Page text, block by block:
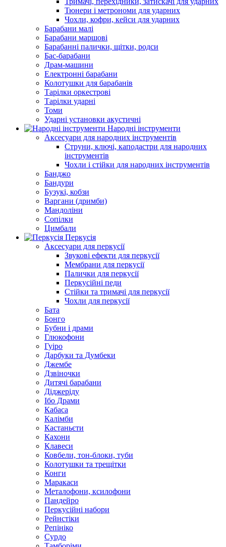
Тюнери і метрономи для ударних
Чохли, кофри, кейси для ударних
Барабани малі
Барабани маршові
Барабанні палички, щітки, родси
Бас-барабани
Драм-машини
Електронні барабани
Колотушки для барабанів
Тарілки оркестрові
Тарілки ударні
Томи
Ударні установки акустичні
Народні інструменти
Аксесуари для народних інструментів
Струни, ключі, каподастри для народних
інструментів
Чохли і стійки для народних інструментів
Банджо
Бандури
Бузукі, кобзи
Варгани (дримби)
Мандоліни
Сопілки
Цимбали
Перкусія
Аксесуари для перкусії
Звукові ефекти для перкусії
Мембрани для перкусії
Палички для перкусії
Перкусійні педи
Стійки та тримачі для перкусії
Чохли для перкусії
Бата
Бонго
Бубни і драми
Глюкофони
Гуіро
Дарбуки та Думбеки
Джембе
Дзвіночки
Дитячі барабани
Діджеріду
Ібо Драми
Кабаса
Калімби
Кастаньєти
Кахони
Клавеси
Ковбели, тон-блоки, туби
Колотушки та трещітки
Конги
Маракаси
Металофони, ксилофони
Пандейро
Перкусійні набори
Рейнстіки
Репініко
Сурдо